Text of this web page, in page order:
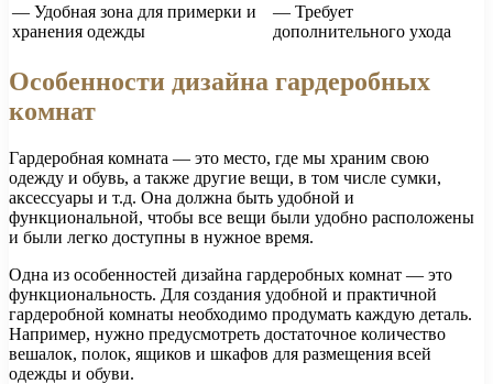
— Удобная зона для примерки и
хранения одежды
— Требует
дополнительного ухода
Особенности дизайна гардеробных
комнат
Гардеробная комната — это место, где мы храним свою
одежду и обувь, а также другие вещи, в том числе сумки,
аксессуары и т.д. Она должна быть удобной и
функциональной, чтобы все вещи были удобно расположены
и были легко доступны в нужное время.
Одна из особенностей дизайна гардеробных комнат — это
функциональность. Для создания удобной и практичной
гардеробной комнаты необходимо продумать каждую деталь.
Например, нужно предусмотреть достаточное количество
вешалок, полок, ящиков и шкафов для размещения всей
одежды и обуви.